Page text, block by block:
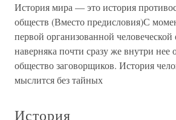
История мира — это история
обществ (Вместо предисловия)С
первой организованной
наверняка почти сразу же внутри нее
общество заговорщиков. История
мыслится без тайных
История